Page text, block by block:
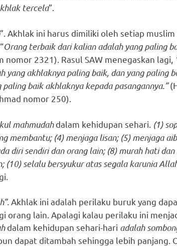
tercela”.
”. Akhlak ini harus dimiliki oleh setiap muslim
Orang terbaik dari kalian adalah yang paling
2321). Rasul SAW menegaskan lagi,
yang akhlaknya paling baik, dan yang paling
baik akhlaknya kepada pasangannya.”
nomor 250).
mahmudahdalam kehidupan sehari. (1)
membantu; (4) menjaga lisan; (5) menjaga
diri sendiri dan orang lain; (8) murah hati dan
(10) selalu bersyukur atas segala karunia
Akhlak ini adalah perilaku buruk yang
orang lain. Apalagi kalau perilaku ini
dalam kehidupan sehari-hari adalah
dapat ditambah sehingga lebih panjang.